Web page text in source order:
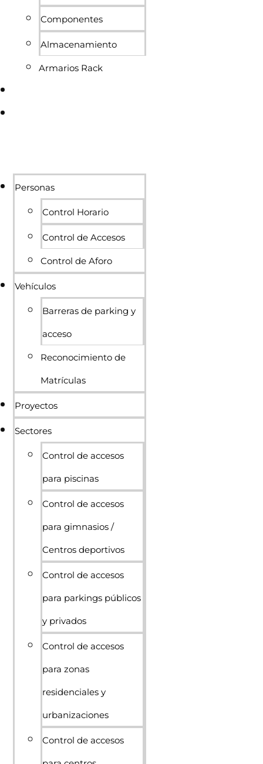
Componentes
Almacenamiento
Armarios Rack
Personas
Control Horario
Control de Accesos
Control de Aforo
Vehículos
Barreras de parking y
acceso
Reconocimiento de
Matrículas
Proyectos
Sectores
Control de accesos
para piscinas
Control de accesos
para gimnasios /
Centros deportivos
Control de accesos
para parkings públicos
y privados
Control de accesos
para zonas
residenciales y
urbanizaciones
Control de accesos